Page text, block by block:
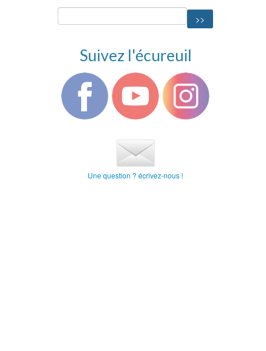
Suivez l'écureuil
Une question ? écrivez-nous !